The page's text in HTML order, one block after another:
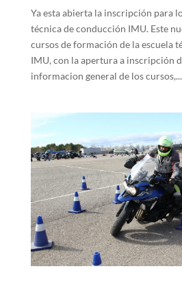
Ya esta abierta la inscripción para
técnica de conducción IMU. Este
cursos de formación de la escuela
IMU, con la apertura a inscripción
informacion general de los cursos,...